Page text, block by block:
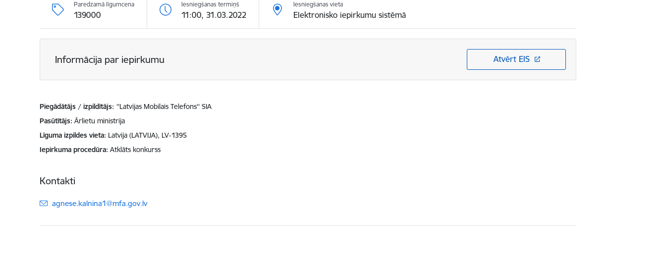
Paredzamā līgumcena
139000
Iesniegšanas termiņš
11:00, 31.03.2022
Iesniegšanas vieta
Elektronisko iepirkumu sistēmā
Informācija par iepirkumu Atvērt EIS
Piegādātājs / izpildītājs: ''Latvijas Mobilais Telefons'' SIA
Pasūtītājs Ārlietu ministrija
Līguma izpildes vieta Latvija (LATVIJA), LV-1395
Iepirkuma procedūra Atklāts konkurss
Kontakti
E-pasts:
agnese.kalnina1@mfa.gov.lv